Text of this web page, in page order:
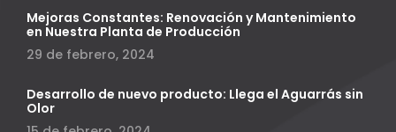
Mejoras Constantes: Renovación y Mantenimiento
en Nuestra Planta de Producción
29 de febrero, 2024
Desarrollo de nuevo producto: Llega el Aguarrás sin
Olor